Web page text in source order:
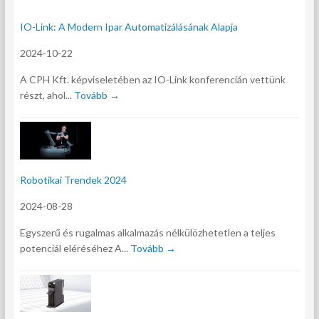
k
IO-Link: A Modern Ipar Automatizálásának Alapja
2024-10-22
A CPH Kft. képviseletében az IO-Link konferencián vettünk
részt, ahol... Tovább →
Robotikai Trendek 2024
2024-08-28
Egyszerű és rugalmas alkalmazás nélkülözhetetlen a teljes
potenciál eléréséhez A... Tovább →